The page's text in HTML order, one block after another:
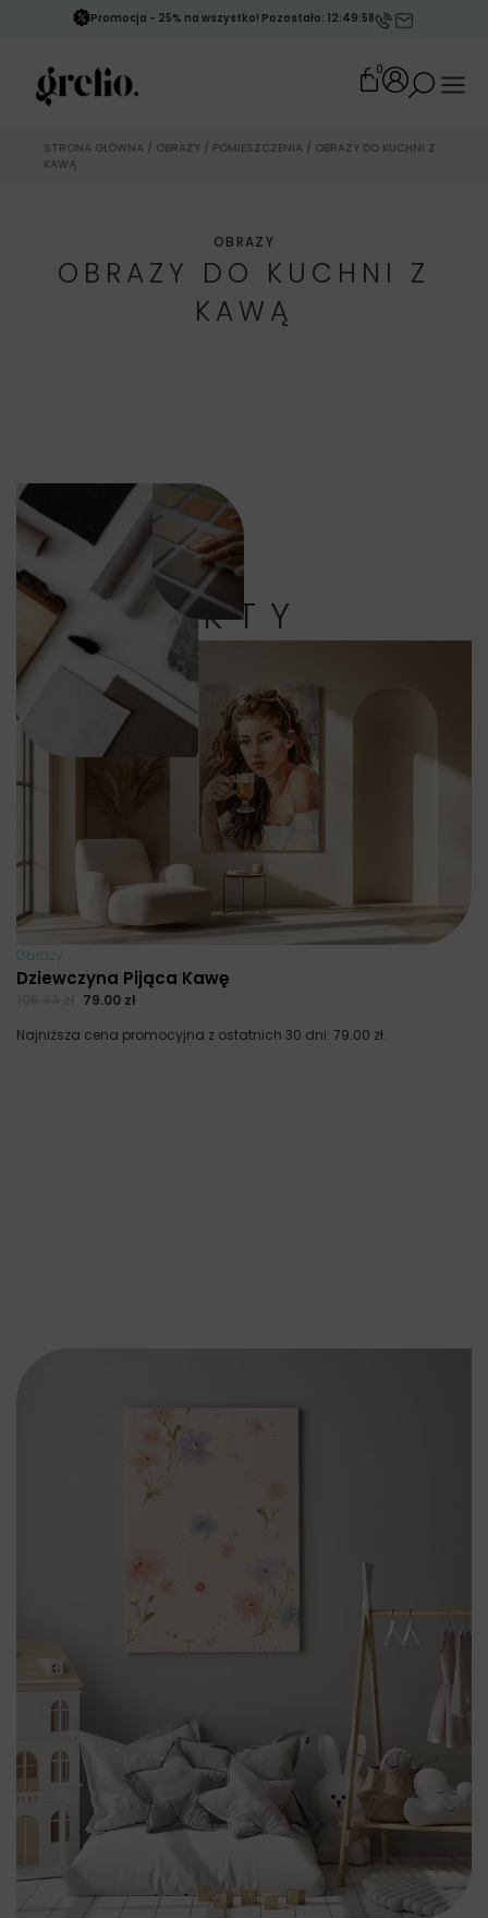
Promocja - 25% na wszystko! Pozostało: 12:49:55
0
STRONA GŁÓWNA / OBRAZY / POMIESZCZENIA / OBRAZY DO KUCHNI Z
KAWĄ
OBRAZY
OBRAZY DO KUCHNI Z
KAWĄ
PRODUKTY
Obrazy
Dziewczyna Pijąca Kawę
79.00 zł
Najniższa cena promocyjna z ostatnich 30 dni: 79.00 zł.